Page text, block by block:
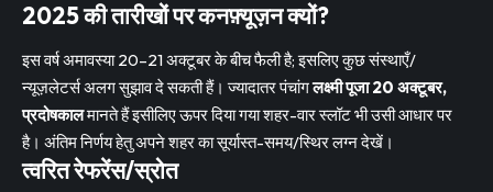
2025 की तारीखों पर कनफ़्यूज़न क्यों?
इस वर्ष अमावस्या 20–21 अक्टूबर के बीच फैली है; इसलिए कुछ संस्थाएँ/
न्यूज़लेटर्स अलग सुझाव दे सकती हैं। ज्यादातर पंचांगलक्ष्मी पूजा 20 अक्टूबर,
प्रदोषकालमानते हैं इसीलिए ऊपर दिया गया शहर-वार स्लॉट भी उसी आधार पर
है। अंतिम निर्णय हेतु अपने शहर का सूर्यास्त-समय/स्थिर लग्न देखें।
त्वरित रेफरेंस/स्रोत